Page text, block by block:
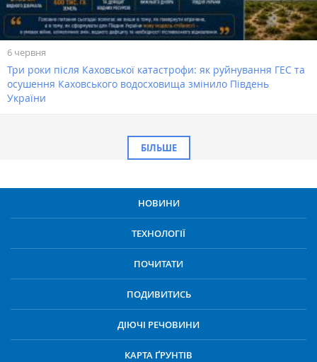
6 червня
Три роки після Каховської катастрофи: як руйнування ГЕС та
осушення Каховського водосховища змінило Південь
України
БІЛЬШЕ
НОВИНИ
ТЕХНОЛОГІЇ
ПОЧИТАТИ
ПОДИВИТИСЬ
ДІЮЧІ РЕЧОВИНИ
КАРТА ҐРУНТІВ